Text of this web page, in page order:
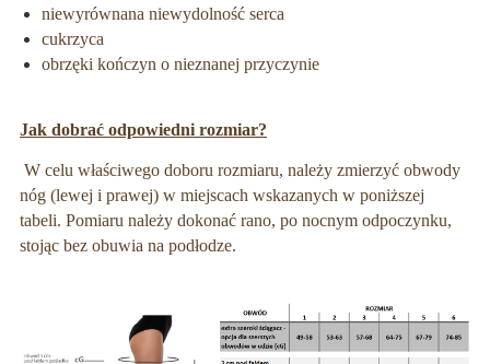
niewyrównana niewydolność serca
cukrzyca
obrzęki kończyn o nieznanej przyczynie
Jak dobrać odpowiedni rozmiar?
W celu właściwego doboru rozmiaru, należy zmierzyć obwody
nóg (lewej i prawej) w miejscach wskazanych w poniższej
tabeli. Pomiaru należy dokonać rano, po nocnym odpoczynku,
stojąc bez obuwia na podłodze.